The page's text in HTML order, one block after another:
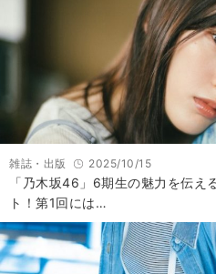
雑誌・出版 2025/10/15
「乃木坂46」6期生の魅力を伝え
ト！第1回には…